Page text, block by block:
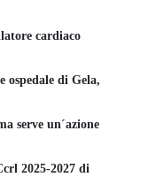
cardiaco
ospedale di Gela,
serve un´azione
2025-2027 di